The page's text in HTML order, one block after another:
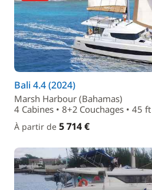
Bali 4.4 (2024)
Marsh Harbour (Bahamas)
4 Cabines • 8+2 Couchages • 45 ft
À partir de 5 714 €